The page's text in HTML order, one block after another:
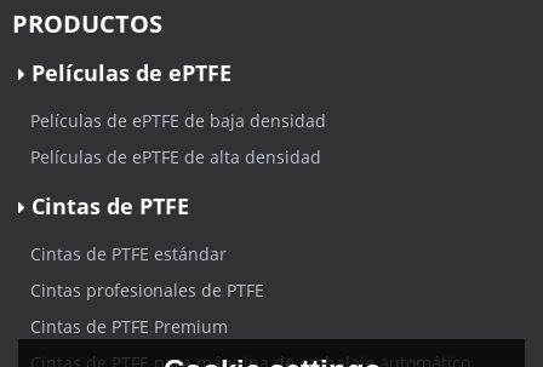
PRODUCTOS
Películas de ePTFE
Películas de ePTFE de baja densidad
Películas de ePTFE de alta densidad
Cintas de PTFE
Cintas de PTFE estándar
Cintas profesionales de PTFE
Cintas de PTFE Premium